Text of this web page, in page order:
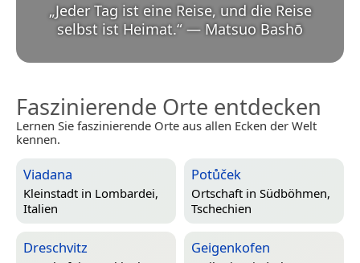
„Jeder Tag ist eine Reise, und die Reise
selbst ist Heimat.“ — Matsuo Bashō
Faszinierende Orte entdecken
Lernen Sie faszinierende Orte aus allen Ecken der Welt
kennen.
Viadana
Kleinstadt in Lombardei,
Italien
Potůček
Ortschaft in Südböhmen,
Tschechien
Dreschvitz Geigenkofen